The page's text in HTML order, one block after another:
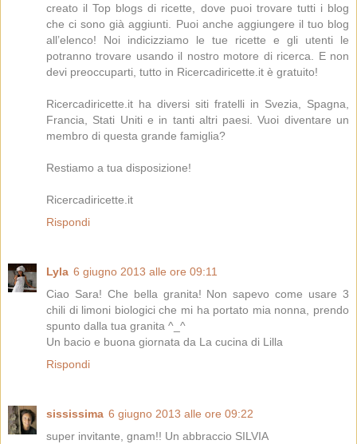
creato il Top blogs di ricette, dove puoi trovare tutti i blog
che ci sono già aggiunti. Puoi anche aggiungere il tuo blog
all’elenco! Noi indicizziamo le tue ricette e gli utenti le
potranno trovare usando il nostro motore di ricerca. E non
devi preoccuparti, tutto in Ricercadiricette.it è gratuito!
Ricercadiricette.it ha diversi siti fratelli in Svezia, Spagna,
Francia, Stati Uniti e in tanti altri paesi. Vuoi diventare un
membro di questa grande famiglia?
Restiamo a tua disposizione!
Ricercadiricette.it
Rispondi
Lyla 6 giugno 2013 alle ore 09:11
Ciao Sara! Che bella granita! Non sapevo come usare 3
chili di limoni biologici che mi ha portato mia nonna, prendo
spunto dalla tua granita ^_^
Un bacio e buona giornata da La cucina di Lilla
Rispondi
sississima 6 giugno 2013 alle ore 09:22
super invitante, gnam!! Un abbraccio SILVIA